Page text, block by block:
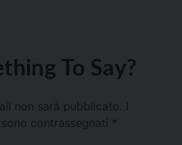
To Say?
non sarà pubblicato.
contrassegnati *